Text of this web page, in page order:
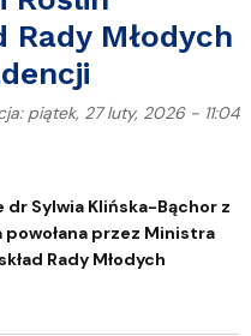
Rady Młodych
piątek, 27 luty, 2026 - 11:04
z Zakładu Biochemii
Sylwia Klińska-Bąchor z
powołana przez Ministra
Rady Młodych